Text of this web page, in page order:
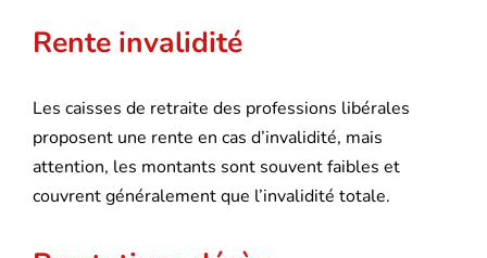
Rente invalidité
Les caisses de retraite des professions libérales
proposent une rente en cas d’invalidité, mais
attention, les montants sont souvent faibles et
couvrent généralement que l’invalidité totale.